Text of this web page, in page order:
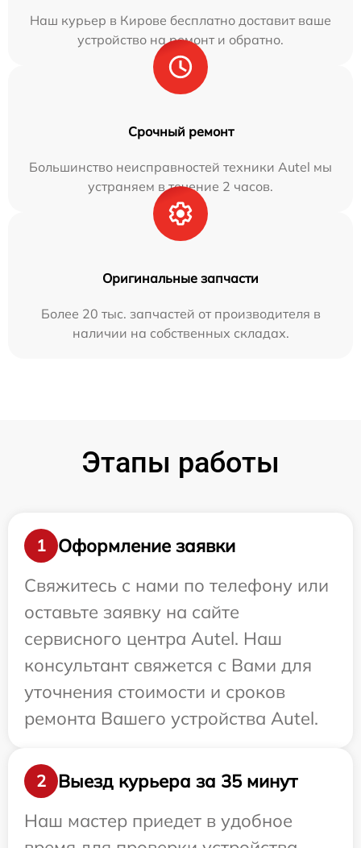
Наш курьер в Кирове бесплатно доставит ваше
устройство на ремонт и обратно.
Срочный ремонт
Большинство неисправностей техники Autel мы
устраняем в течение 2 часов.
Оригинальные запчасти
Более 20 тыс. запчастей от производителя в
наличии на собственных складах.
Этапы работы
1
Оформление заявки
Свяжитесь с нами по телефону или
оставьте заявку на сайте
сервисного центра Autel. Наш
консультант свяжется с Вами для
уточнения стоимости и сроков
ремонта Вашего устройства Autel.
2
Выезд курьера за 35 минут
Наш мастер приедет в удобное